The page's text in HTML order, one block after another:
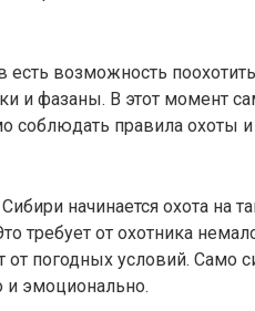
есть возможность
и фазаны. В этот момент
соблюдать правила охоты и
начинается охота на
требует от охотника
от погодных условий. Само
эмоционально.